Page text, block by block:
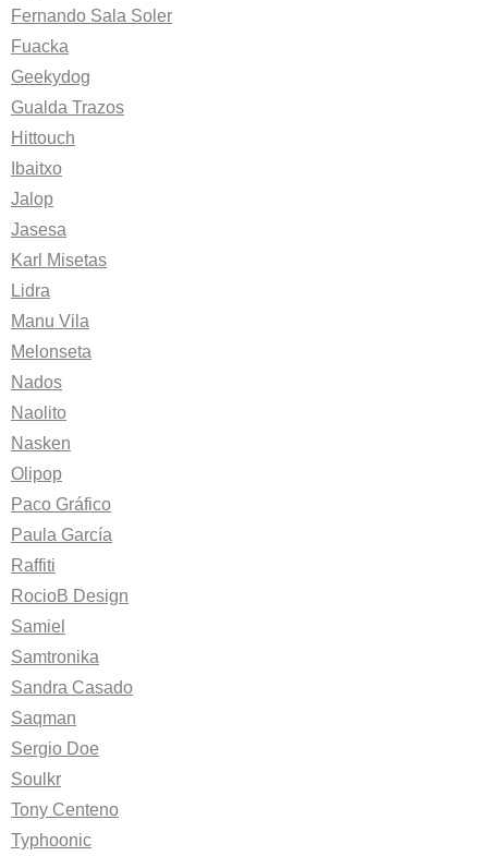
Fernando Sala Soler
Fuacka
Geekydog
Gualda Trazos
Hittouch
Ibaitxo
Jalop
Jasesa
Karl Misetas
Lidra
Manu Vila
Melonseta
Nados
Naolito
Nasken
Olipop
Paco Gráfico
Paula García
Raffiti
RocioB Design
Samiel
Samtronika
Sandra Casado
Saqman
Sergio Doe
Soulkr
Tony Centeno
Typhoonic